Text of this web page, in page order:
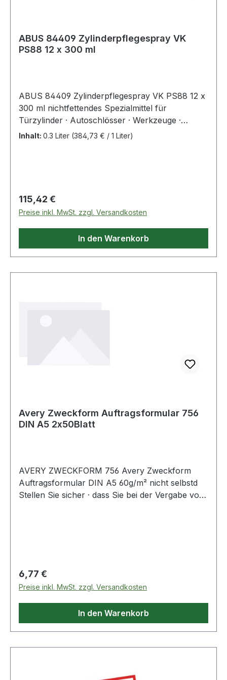
ABUS 84409 Zylinderpflegespray VK
PS88 12 x 300 ml
ABUS 84409 Zylinderpflegespray VK PS88 12 x
300 ml nichtfettendes Spezialmittel für
Türzylinder · Autoschlösser · Werkzeuge ·
Sportgeräte · Büromaschinen · 12 Stück im
Inhalt: 0.3 Liter (384,73 € / 1 Liter)
Regulärer Preis:
115,42 €
Preise inkl. MwSt. zzgl. Versandkosten
In den Warenkorb
Avery Zweckform Auftragsformular 756
DIN A5 2x50Blatt
AVERY ZWECKFORM 756 Avery Zweckform
Auftragsformular DIN A5 60g/m² nicht selbstd
Stellen Sie sicher · dass Sie bei der Vergabe von
ausgestattet.
Regulärer Preis:
6,77 €
Preise inkl. MwSt. zzgl. Versandkosten
In den Warenkorb